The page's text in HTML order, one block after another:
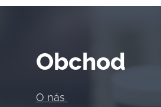
Obchod
O nás